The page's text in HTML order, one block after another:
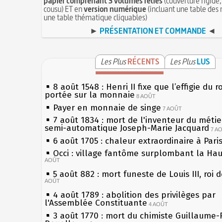
cousu) ET enversion numérique(incluant une table des
une table thématique cliquables)
► PRÉSENTATION ET COMMANDE ◄
Les PlusRÉCENTS Les PlusLUS
8 août 1548 : Henri II fixe que l’effigie du
portée sur la monnaie 8 AOÛT
Payer en monnaie de singe 7 AOÛT
7 août 1834 : mort de l'inventeur du
semi-automatique Joseph-Marie Jacquard 7
6 août 1705 : chaleur extraordinaire à Paris
Occi : village fantôme surplombant la
AOÛT
5 août 882 : mort funeste de Louis III, roi
AOÛT
4 août 1789 : abolition des privilèges par
l'Assemblée Constituante 4 AOÛT
3 août 1770 : mort du chimiste Guillaume-